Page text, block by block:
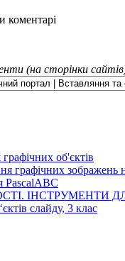
коментарі
(на сторінки
об'єктів
графічних зображень
PascalABC
ІНСТРУМЕНТИ
слайду, 3 клас